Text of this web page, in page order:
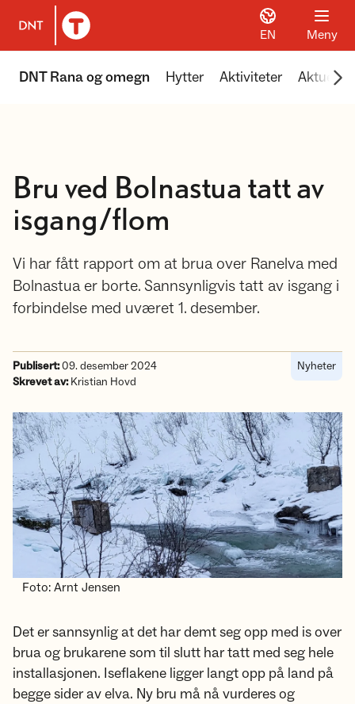
Til DNT.no forside
EN Meny
DNT Rana og omegn Hytter Aktiviteter Aktuelt
Bru ved Bolnastua tatt av
isgang/flom
Vi har fått rapport om at brua over Ranelva med
Bolnastua er borte. Sannsynligvis tatt av isgang i
forbindelse med uværet 1. desember.
Publisert:09. desember 2024
Skrevet av:Kristian Hovd
Nyheter
Foto: Arnt Jensen
Det er sannsynlig at det har demt seg opp med is over
brua og brukarene som til slutt har tatt med seg hele
installasjonen. Iseflakene ligger langt opp på land på
begge sider av elva. Ny bru må nå vurderes og